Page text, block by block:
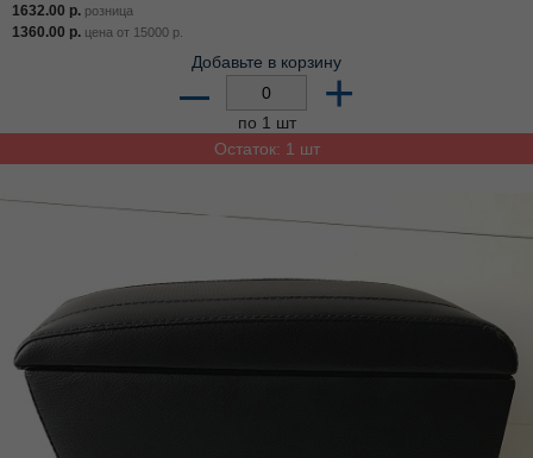
1632.00 р. розница
1360.00 р. цена от 15000 р.
Добавьте в корзину
– +
по 1 шт
Остаток: 1 шт